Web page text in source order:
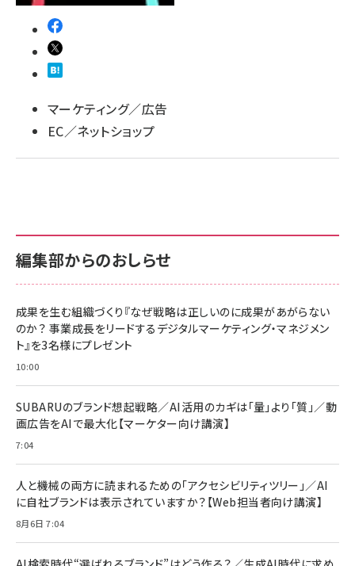
マーケティング／広告
EC／ネットショップ
編集部からのおしらせ
成果を生む組織づくり『なぜ戦略は正しいのに成果があがらない
のか？ 事業成長をリードするデジタルマーケティング・マネジメン
ト』を3名様にプレゼント
10:00
SUBARUのブランド想起戦略／AI活用のカギは「量」より「質」／動
画広告をAIで最大化【マーケター向け講演】
7:04
人と機械の両方に読まれるための「アクセシビリティツリー」／AI
に自社ブランドは表示されていますか？【Web担当者向け講演】
8月6日 7:04